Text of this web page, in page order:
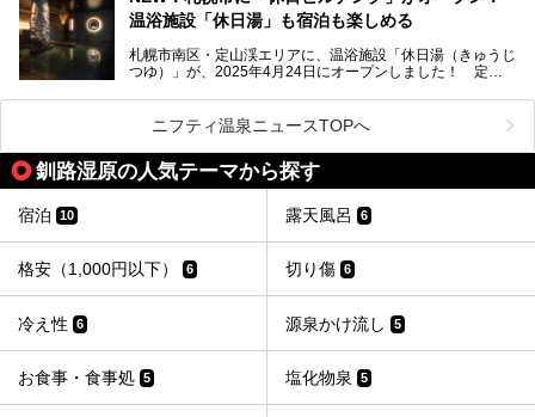
残る閑静な温泉地です。
地体験し、カルルス温泉をご紹介。温泉地の概要や泉質解説
をはじめ、日帰り入浴可能な全３施設の紹介・周辺観光・ア
温浴施設「休日湯」も宿泊も楽しめる
札幌市南区・定山渓エリアに、温浴施設「休日湯（きゅうじ
つゆ）」が、2025年4月24日にオープンしました！ 定山
この施設は、温泉・サウナの「休日湯」・ラウンジの「THE
LOUNGE DAYOF」・グルメ「休日洋麺店」・ホテル「エク
スクラメーションホテル」で構成された、まさに大人の癒し
空間。
今回は、そんな「休日ビルヂング」の魅力を5つのポイント
ニフティ温泉ニュースTOPへ
釧路湿原の人気テーマから探す
宿泊 10 露天風呂 6
格安（1,000円以下） 6 切り傷 6
冷え性 6 源泉かけ流し 5
お食事・食事処 5 塩化物泉 5